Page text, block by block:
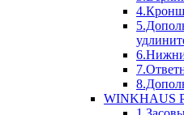
WINKHAUS